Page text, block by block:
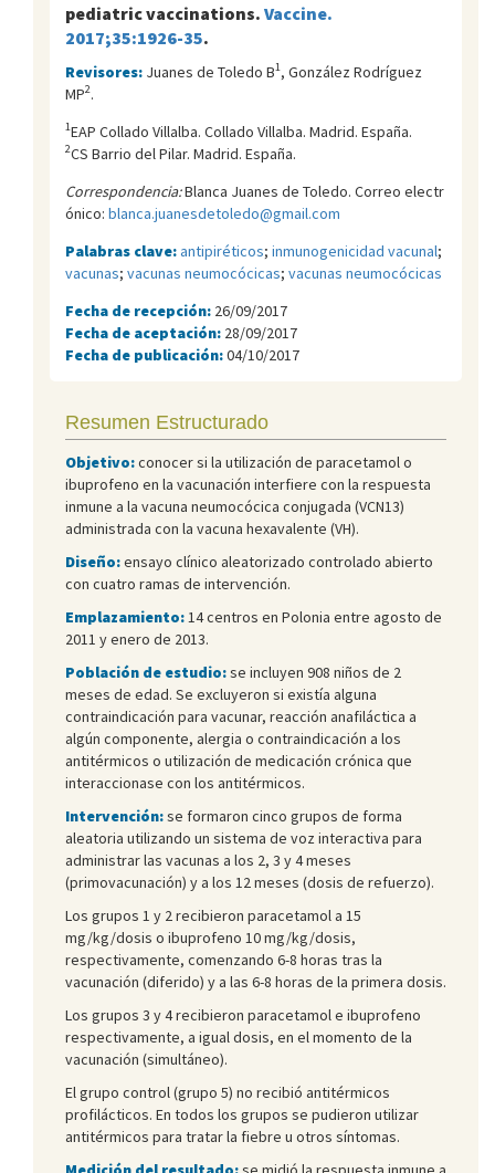
pediatric vaccinations. Vaccine.
2017;35:1926-35.
Revisores: Juanes de Toledo B1, González Rodríguez
MP2.
1EAP Collado Villalba. Collado Villalba. Madrid. España.
2CS Barrio del Pilar. Madrid. España.
Correspondencia:Blanca Juanes de Toledo. Correo electr
ónico: blanca.juanesdetoledo@gmail.com
Palabras clave:antipiréticos; inmunogenicidad vacunal;
vacunas; vacunas neumocócicas; vacunas neumocócicas
Fecha de recepción: 26/09/2017
Fecha de aceptación: 28/09/2017
Fecha de publicación:04/10/2017
Resumen Estructurado
Objetivo:conocer si la utilización de paracetamol o
ibuprofeno en la vacunación interfiere con la respuesta
inmune a la vacuna neumocócica conjugada (VCN13)
administrada con la vacuna hexavalente (VH).
Diseño:ensayo clínico aleatorizado controlado abierto
con cuatro ramas de intervención.
Emplazamiento: 14 centros en Polonia entre agosto de
2011 y enero de 2013.
Población de estudio:se incluyen 908 niños de 2
meses de edad. Se excluyeron si existía alguna
contraindicación para vacunar, reacción anafiláctica a
algún componente, alergia o contraindicación a los
antitérmicos o utilización de medicación crónica que
interaccionase con los antitérmicos.
Intervención:se formaron cinco grupos de forma
aleatoria utilizando un sistema de voz interactiva para
administrar las vacunas a los 2, 3 y 4 meses
(primovacunación) y a los 12 meses (dosis de refuerzo).
Los grupos 1 y 2 recibieron paracetamol a 15
mg/kg/dosis o ibuprofeno 10 mg/kg/dosis,
respectivamente, comenzando 6-8 horas tras la
vacunación (diferido) y a las 6-8 horas de la primera dosis.
Los grupos 3 y 4 recibieron paracetamol e ibuprofeno
respectivamente, a igual dosis, en el momento de la
vacunación (simultáneo).
El grupo control (grupo 5) no recibió antitérmicos
profilácticos. En todos los grupos se pudieron utilizar
antitérmicos para tratar la fiebre u otros síntomas.